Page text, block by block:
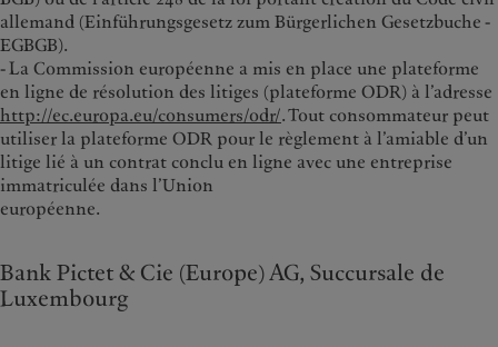
allemand (Einführungsgesetz zum Bürgerlichen Gesetzbuche -
EGBGB).
- La Commission européenne a mis en place une plateforme
en ligne de résolution des litiges (plateforme ODR) à l’adresse
http://ec.europa.eu/consumers/odr/. Tout consommateur peut
utiliser la plateforme ODR pour le règlement à l’amiable d’un
litige lié à un contrat conclu en ligne avec une entreprise
immatriculée dans l’Union
européenne.
Bank Pictet & Cie (Europe) AG, Succursale de
Luxembourg